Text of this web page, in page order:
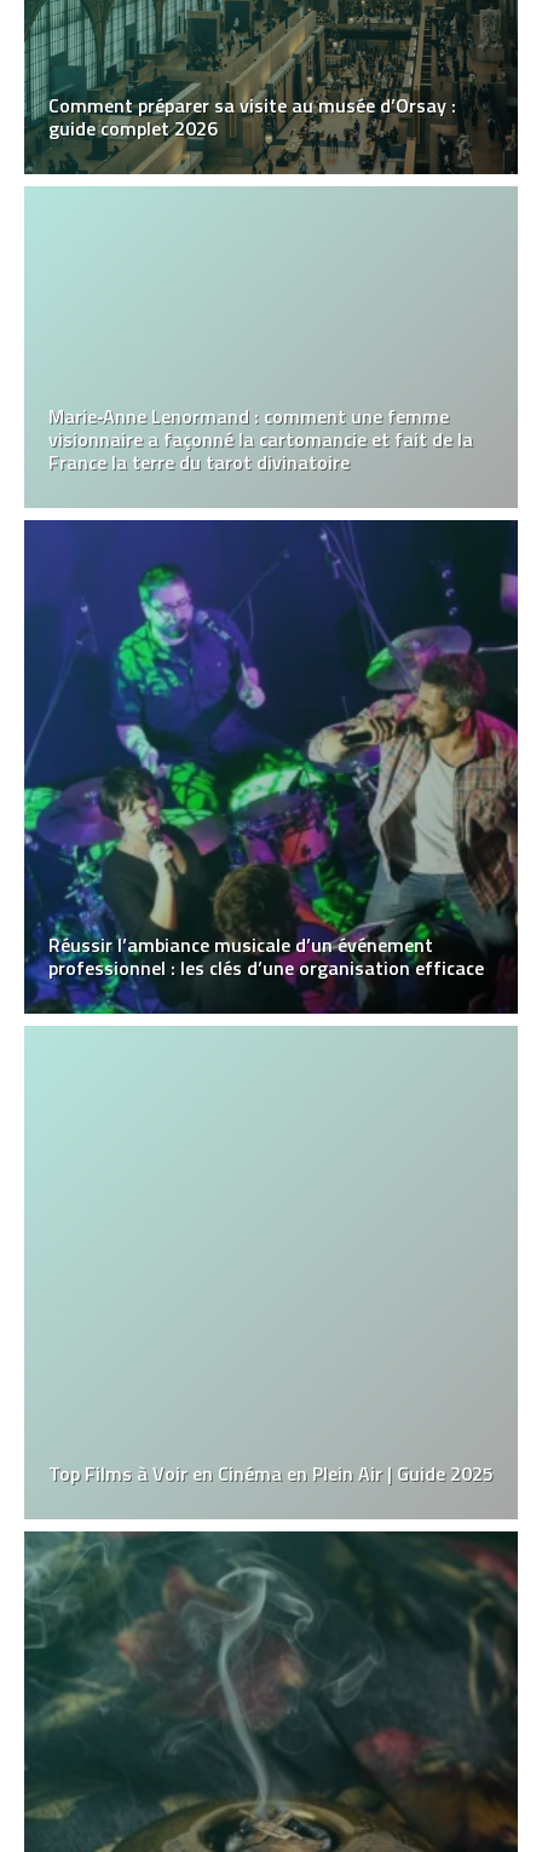
Comment préparer sa visite au musée d’Orsay :
guide complet 2026
Marie‑Anne Lenormand : comment une femme
visionnaire a façonné la cartomancie et fait de la
France la terre du tarot divinatoire
Réussir l’ambiance musicale d’un événement
professionnel : les clés d’une organisation efficace
Top Films à Voir en Cinéma en Plein Air | Guide 2025